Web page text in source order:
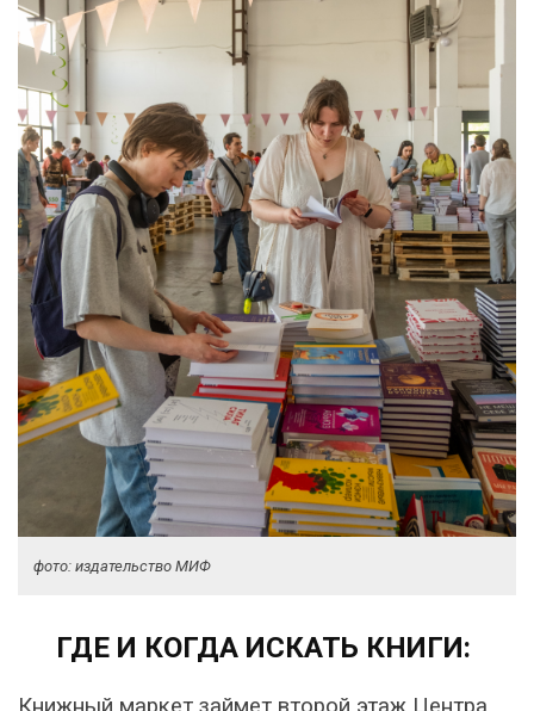
фото: издательство МИФ
ГДЕ И КОГДА ИСКАТЬ КНИГИ:
Книжный маркет займет второй этаж Центра